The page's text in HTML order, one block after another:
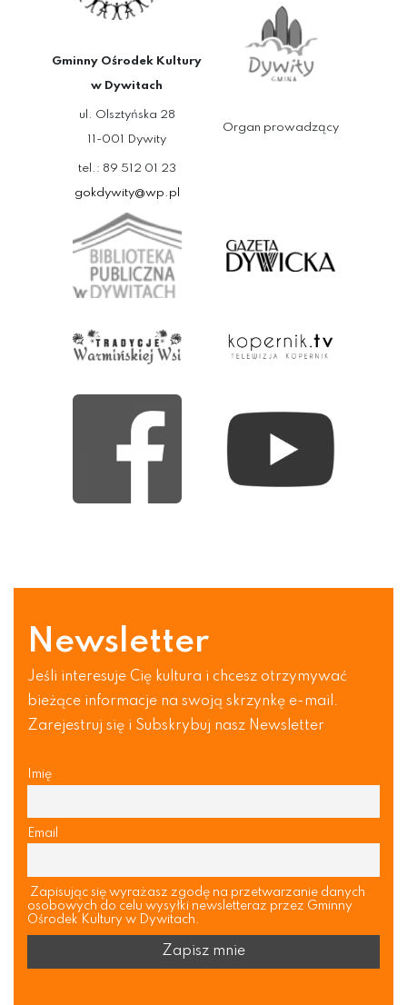
Gminny Ośrodek Kultury
w Dywitach
ul. Olsztyńska 28
11-001 Dywity
tel.: 89 512 01 23
gokdywity@wp.pl
Organ prowadzący
Newsletter
Jeśli interesuje Cię kultura i chcesz otrzymywać
bieżące informacje na swoją skrzynkę e-mail.
Zarejestruj się i Subskrybuj nasz Newsletter
Imię
Email
Zapisując się wyrażasz zgodę na przetwarzanie danych
osobowych do celu wysyłki newsletteraz przez Gminny
Ośrodek Kultury w Dywitach.